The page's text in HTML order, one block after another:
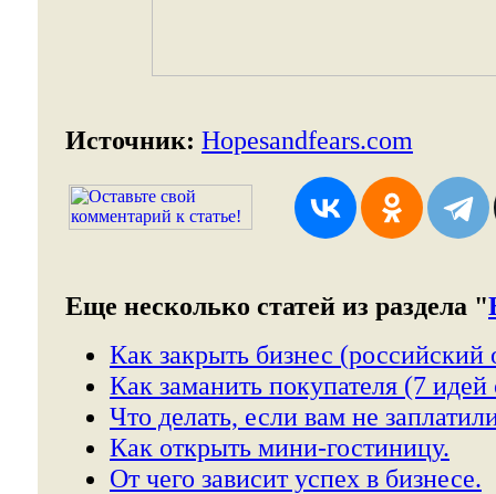
Источник: Hopesandfears.com
Еще несколько статей из раздела "
Как закрыть бизнес (российский
Как заманить покупателя (7
Что делать, если вам не
Как открыть мини-гостиницу.
От чего зависит успех в бизнесе.